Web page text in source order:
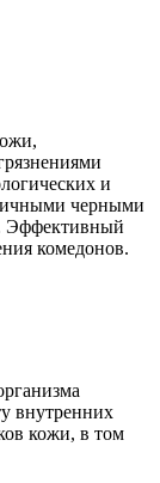
и
черными
Эффективный
комедонов.
внутренних
кожи, в том